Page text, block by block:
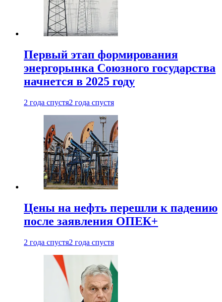
Первый этап формирования
энергорынка Союзного государства
начнется в 2025 году
2 года спустя2 года спустя
Цены на нефть перешли к падению
после заявления ОПЕК+
2 года спустя2 года спустя